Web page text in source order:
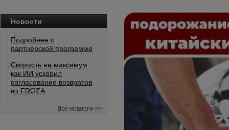
Новости
Подробнее о
партнерской программе
Скорость на максимум:
как ИИ ускорил
согласование возвратов
во FROZA
Все новости >>